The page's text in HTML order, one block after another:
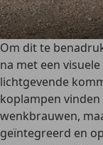
Om dit te
na met een
lichtgevende
koplampen
wenkbrauwen,
geïntegreerd en